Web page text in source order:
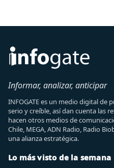
Informar, analizar, anticipar
INFOGATE es un medio digital
serio y creíble, así dan cuenta las
hacen otros medios de
Chile, MEGA, ADN Radio, Radio
una alianza estratégica.
Lo más visto de la semana